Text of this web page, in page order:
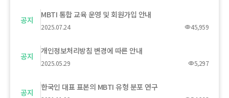
공지
MBTI 통합 교육 운영 및 회원가입 안내
2025.07.24 visibility45,959
공지
개인정보처리방침 변경에 따른 안내
2025.05.29 visibility5,297
공지
한국인 대표 표본의 MBTI 유형 분포 연구